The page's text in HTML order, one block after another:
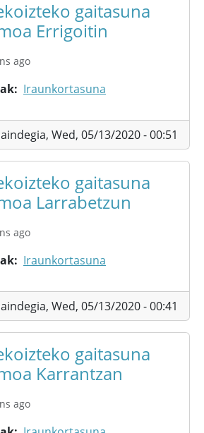
gaitasuna
Errigoitin
ago
Iraunkortasuna
Wed, 05/13/2020 - 00:51
gaitasuna
Larrabetzun
ago
Iraunkortasuna
Wed, 05/13/2020 - 00:41
gaitasuna
Karrantzan
ago